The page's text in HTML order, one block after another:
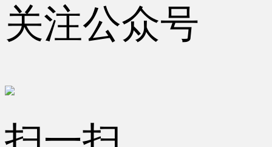
关注公众号